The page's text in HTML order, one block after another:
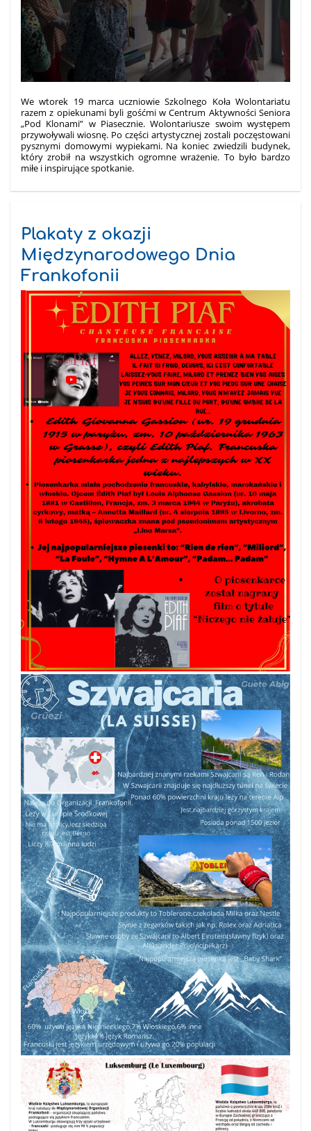
We wtorek 19 marca uczniowie Szkolnego Koła Wolontariatu
razem z opiekunami byli gośćmi w Centrum Aktywności Seniora
„Pod Klonami” w Piasecznie. Wolontariusze swoim występem
przywoływali wiosnę. Po części artystycznej zostali poczęstowani
pysznymi domowymi wypiekami. Na koniec zwiedzili budynek,
który zrobił na wszystkich ogromne wrażenie. To było bardzo
miłe i inspirujące spotkanie.
Plakaty z okazji
Międzynarodowego Dnia
Frankofonii